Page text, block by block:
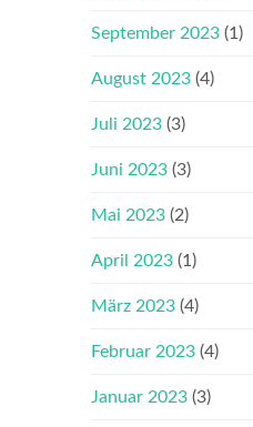
September 2023 (1)
August 2023 (4)
Juli 2023 (3)
Juni 2023 (3)
Mai 2023 (2)
April 2023 (1)
März 2023 (4)
Februar 2023 (4)
Januar 2023 (3)